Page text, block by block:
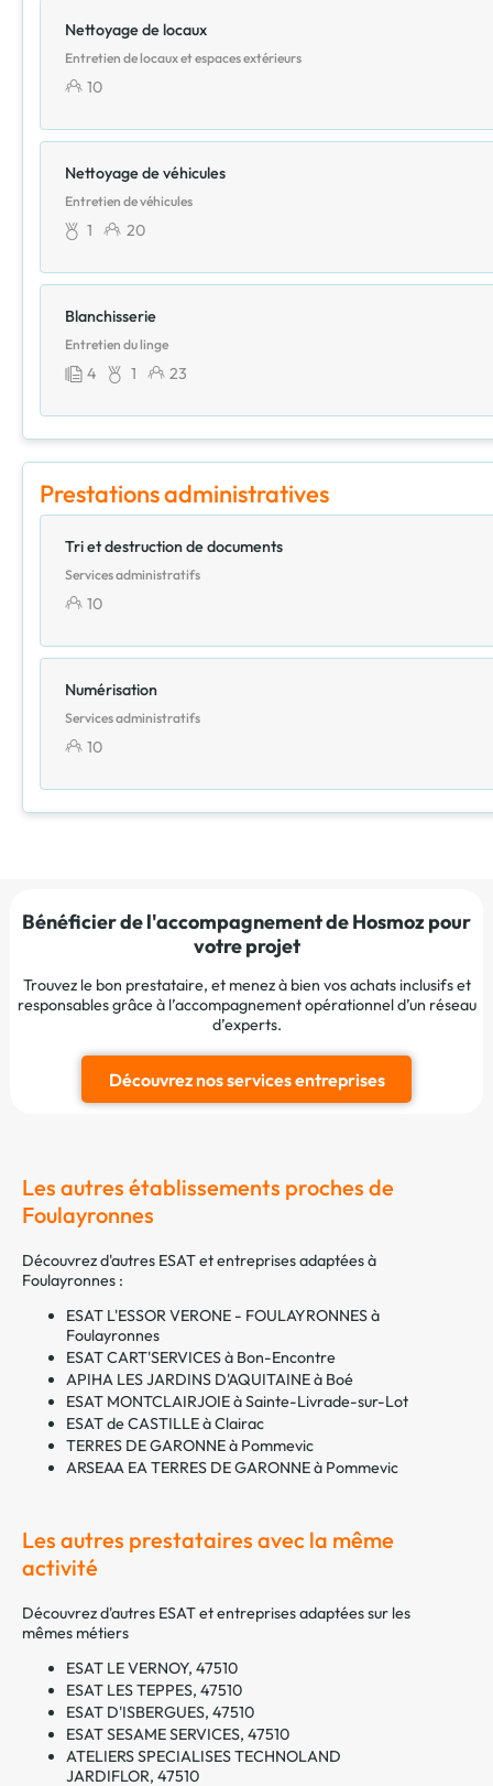
Nettoyage de locaux
Entretien de locaux et espaces extérieurs
10
Nettoyage de véhicules
Entretien de véhicules
1 20
Blanchisserie
Entretien du linge
4 1 23
Prestations administratives
Tri et destruction de documents
Services administratifs
10
Numérisation
Services administratifs
10
Bénéficier de l'accompagnement de Hosmoz pour
votre projet
Trouvez le bon prestataire, et menez à bien vos achats inclusifs et
responsables grâce à l’accompagnement opérationnel d’un réseau
d’experts.
Découvrez nos services entreprises
Les autres établissements proches de
Foulayronnes
Découvrez d'autres ESAT et entreprises adaptées à
Foulayronnes :
ESAT L'ESSOR VERONE - FOULAYRONNES à
Foulayronnes
ESAT CART'SERVICES à Bon-Encontre
APIHA LES JARDINS D'AQUITAINE à Boé
ESAT MONTCLAIRJOIE à Sainte-Livrade-sur-Lot
ESAT de CASTILLE à Clairac
TERRES DE GARONNE à Pommevic
ARSEAA EA TERRES DE GARONNE à Pommevic
Les autres prestataires avec la même
activité
Découvrez d'autres ESAT et entreprises adaptées sur les
mêmes métiers
ESAT LE VERNOY, 47510
ESAT LES TEPPES, 47510
ESAT D'ISBERGUES, 47510
ESAT SESAME SERVICES, 47510
ATELIERS SPECIALISES TECHNOLAND
JARDIFLOR, 47510